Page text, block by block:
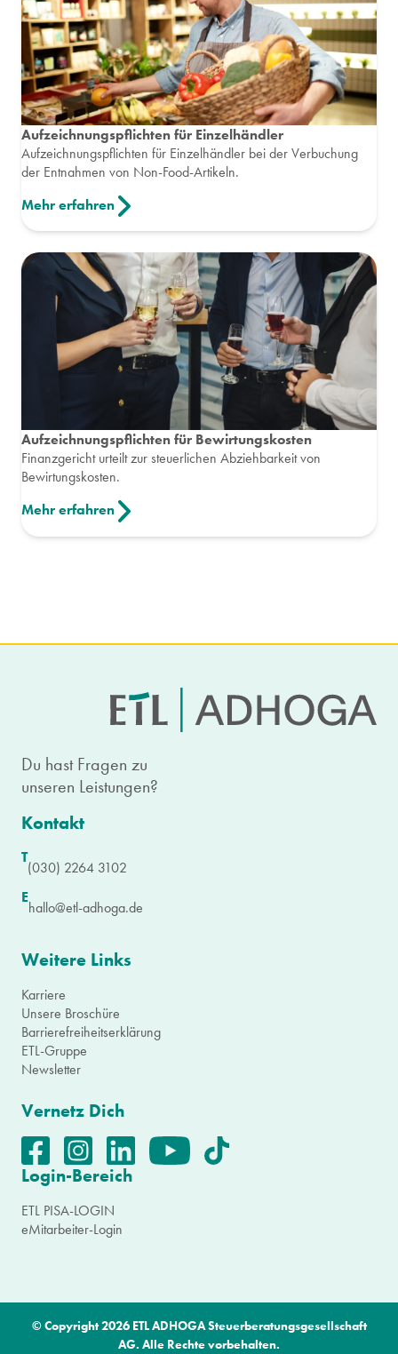
Aufzeichnungspflichten für Einzelhändler
Aufzeichnungspflichten für Einzelhändler bei der Verbuchung
der Entnahmen von Non-Food-Artikeln.
Mehr erfahren
Aufzeichnungspflichten für Bewirtungskosten
Finanzgericht urteilt zur steuerlichen Abziehbarkeit von
Bewirtungskosten.
Mehr erfahren
Du hast Fragen zu
unseren Leistungen?
Kontakt
T
(030) 2264 3102
E
hallo@etl-adhoga.de
Weitere Links
Karriere
Unsere Broschüre
Barrierefreiheitserklärung
ETL-Gruppe
Newsletter
Vernetz Dich
Login-Bereich
ETL PISA-LOGIN
eMitarbeiter-Login
© Copyright 2026 ETL ADHOGA Steuerberatungsgesellschaft
AG. Alle Rechte vorbehalten.